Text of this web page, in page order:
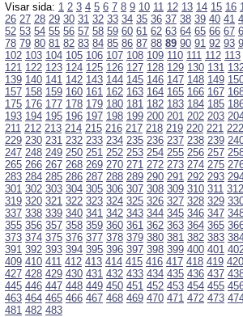
Visar sida: 1 2 3 4 5 6 7 8 9 10 11 12 13 14 15 16
26 27 28 29 30 31 32 33 34 35 36 37 38 39 40 41
52 53 54 55 56 57 58 59 60 61 62 63 64 65 66 67
78 79 80 81 82 83 84 85 86 87 88 89 90 91 92 93
102 103 104 105 106 107 108 109 110 111 112 113
121 122 123 124 125 126 127 128 129 130 131
139 140 141 142 143 144 145 146 147 148 149
157 158 159 160 161 162 163 164 165 166 167
175 176 177 178 179 180 181 182 183 184 185
193 194 195 196 197 198 199 200 201 202 203
211 212 213 214 215 216 217 218 219 220 221 222
229 230 231 232 233 234 235 236 237 238 239
247 248 249 250 251 252 253 254 255 256 257
265 266 267 268 269 270 271 272 273 274 275
283 284 285 286 287 288 289 290 291 292 293
301 302 303 304 305 306 307 308 309 310 311 312
319 320 321 322 323 324 325 326 327 328 329
337 338 339 340 341 342 343 344 345 346 347
355 356 357 358 359 360 361 362 363 364 365
373 374 375 376 377 378 379 380 381 382 383
391 392 393 394 395 396 397 398 399 400 401
409 410 411 412 413 414 415 416 417 418 419 420
427 428 429 430 431 432 433 434 435 436 437
445 446 447 448 449 450 451 452 453 454 455
463 464 465 466 467 468 469 470 471 472 473
481 482 483